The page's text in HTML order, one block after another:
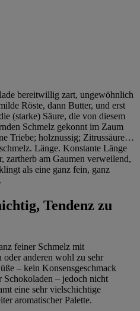
bereitwillig zart, ungewöhnlich
Röste, dann Butter, und erst
(starke) Säure, die von diesem
Schmelz gekonnt im Zaum
Triebe; holznussig; Zitrussäure…
Länge. Konstante Länge
zartherb am Gaumen verweilend,
als eine ganz fein, ganz
Tendenz zu
feiner Schmelz mit
anderen wohl zu sehr
– kein Konsensgeschmack
Schokoladen – jedoch nicht
eine sehr vielschichtige
aromatischer Palette.